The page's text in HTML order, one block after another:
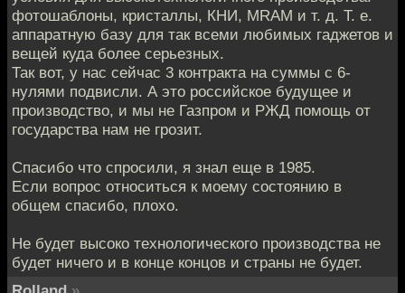
фотошаблоны, кристаллы, КНИ, MRAM и т. д. Т. е.
аппаратную базу для так всеми любимых гаджетов и
вещей куда более серьезных.
Так вот, у нас сейчас 3 контракта на суммы с 6-
нулями подвисли. А это российское будущее и
производство, и мы не Газпром и РЖД помощь от
государства нам не грозит.
Спасибо что спросили, я знал еще в 1985.
Если вопрос относиться к моему состоянию в
общем спасибо, плохо.
Не будет высоко технологического производства не
будет ничего и в конце концов и страны не будет.